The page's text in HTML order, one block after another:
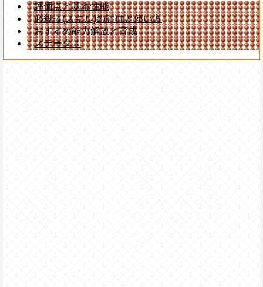
評価点と基本性能
必殺技(スキル)の評価と使い方
おすすめ能力解放と育成
ステータス